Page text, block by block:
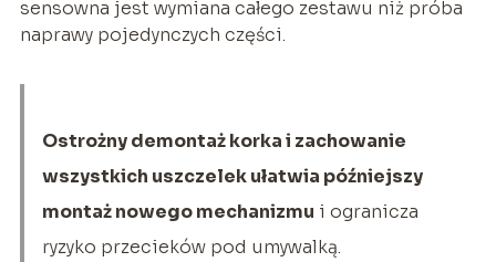
sensowna jest wymiana całego zestawu niż próba
naprawy pojedynczych części.
Ostrożny demontaż korka i zachowanie
wszystkich uszczelek ułatwia późniejszy
montaż nowego mechanizmu i ogranicza
ryzyko przecieków pod umywalką.